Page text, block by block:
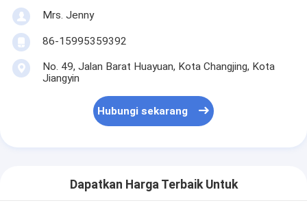
Mrs. Jenny
86-15995359392
No. 49, Jalan Barat Huayuan, Kota Changjing, Kota
Jiangyin
Hubungi sekarang
Dapatkan Harga Terbaik Untuk